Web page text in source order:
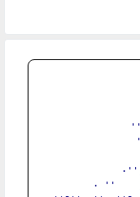
· ''